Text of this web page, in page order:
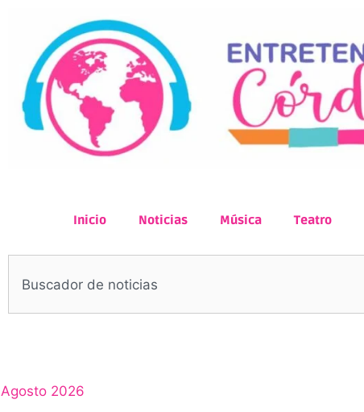
Inicio Noticias Música Teatro
Agosto 2026